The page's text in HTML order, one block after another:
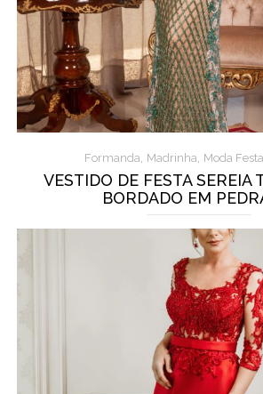
Formanda, Madrinha, Moda Festa
VESTIDO DE FESTA SEREIA
BORDADO EM